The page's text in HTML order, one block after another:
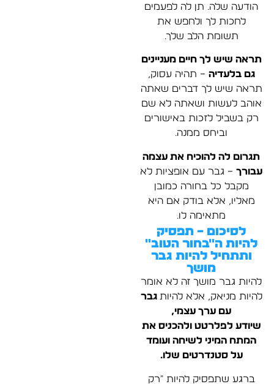
הודעה שלה. תן לה לפעמים
לחכות לך ולחפש את
תשומת הלב שלך.
תראה שיש לך חיים מעניינים
גם בלעדיה – תהיה עסוק,
תראה שיש לך דברים שאתה
אוהב לעשות ושאתה לא שם
רק בשביל לזכות באישורים
וביחס ממנה.
תגרום לה להוכיח את עצמה
עבורך– גבר עם אופציות לא
מקבל כל בחורה כמובן
מאליו, אלא בודק אם היא
מתאימה לו.
לסיכום – תפסיק
להיות ה"בחור הטוב"
ותתחיל להיות גבר
מושך
להיות גבר מושך זה לא אומר
להיות מניאק, אלא להיות גבר
עם ערך עצמי,
שיודע לפלרטט ולהכניס את
המתח המיני לשיחה ועומד
על סטנדרטים שלו.
ברגע שתפסיק להיות "רק